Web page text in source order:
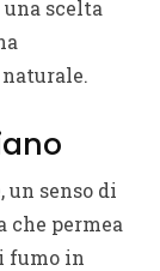
scelta
un senso di
che permea
fumo in